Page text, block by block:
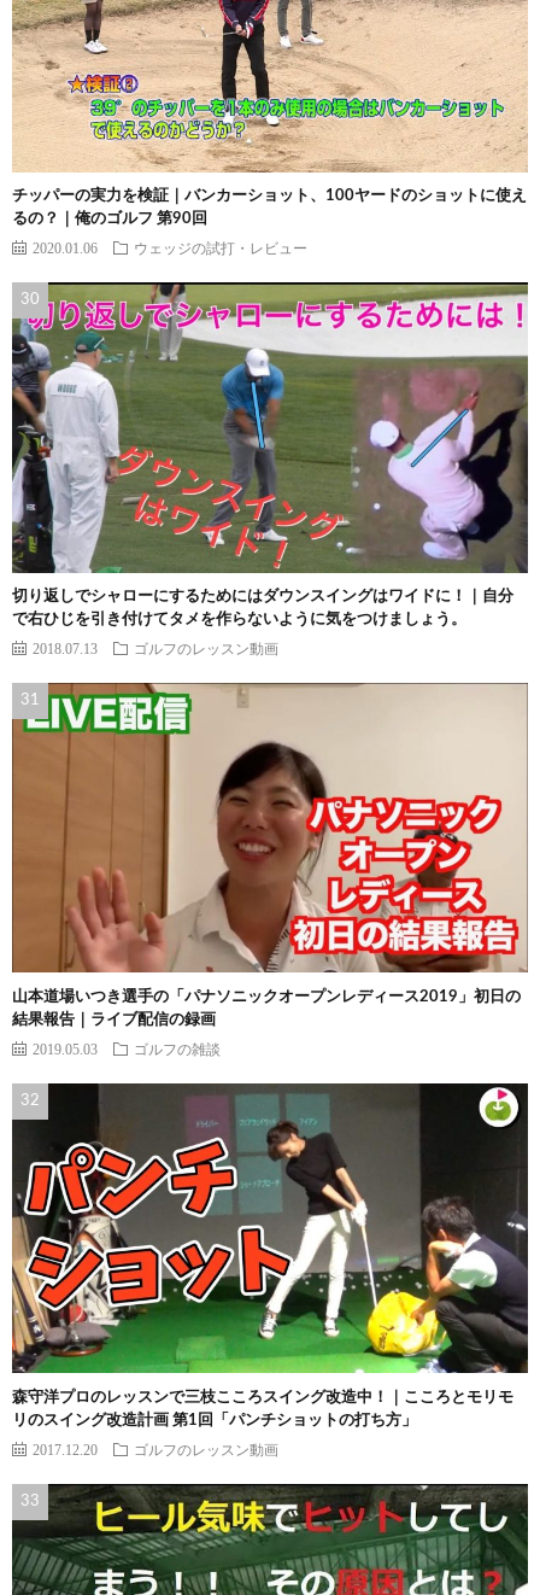
チッパーの実力を検証｜バンカーショット、100ヤードのショットに使え
るの？｜俺のゴルフ 第90回
2020.01.06 ウェッジの試打・レビュー
切り返しでシャローにするためにはダウンスイングはワイドに！｜自分
で右ひじを引き付けてタメを作らないように気をつけましょう。
2018.07.13 ゴルフのレッスン動画
山本道場いつき選手の「パナソニックオープンレディース2019」初日の
結果報告｜ライブ配信の録画
2019.05.03 ゴルフの雑談
森守洋プロのレッスンで三枝こころスイング改造中！｜こころとモリモ
リのスイング改造計画 第1回「パンチショットの打ち方」
2017.12.20 ゴルフのレッスン動画